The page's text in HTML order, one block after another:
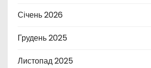
Січень 2026
Грудень 2025
Листопад 2025